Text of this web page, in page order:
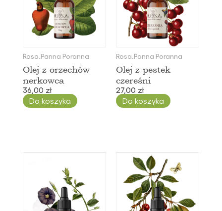
Rosa.Panna Poranna
Olej z orzechów
nerkowca
36,00 zł
Do koszyka
Rosa.Panna Poranna
Olej z pestek
czereśni
27,00 zł
Do koszyka